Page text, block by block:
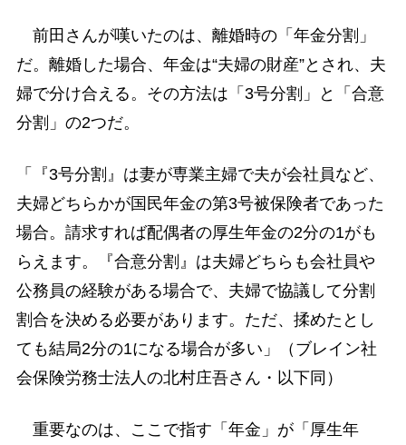
前田さんが嘆いたのは、離婚時の「年金分割」
だ。離婚した場合、年金は“夫婦の財産”とされ、夫
婦で分け合える。その方法は「3号分割」と「合意
分割」の2つだ。
「『3号分割』は妻が専業主婦で夫が会社員など、
夫婦どちらかが国民年金の第3号被保険者であった
場合。請求すれば配偶者の厚生年金の2分の1がも
らえます。『合意分割』は夫婦どちらも会社員や
公務員の経験がある場合で、夫婦で協議して分割
割合を決める必要があります。ただ、揉めたとし
ても結局2分の1になる場合が多い」（ブレイン社
会保険労務士法人の北村庄吾さん・以下同）
重要なのは、ここで指す「年金」が「厚生年